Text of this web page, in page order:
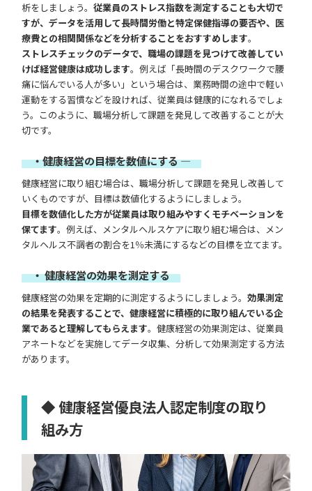
析をしましょう。 従業員のストレス指数を測定することも大切で
すが、データを活用して長時間労働と特定保健指導の要否や、医
療費との相関関係などを分析することをおすすめします。
ストレスチェックのデータで、職場の課題を見つけて改善してい
けば経営健康は成功します。例えば「長時間のデスクワークで腰
痛に悩んでいる人が多い」という場合は、業務時間の途中で軽い
運動をする習慣などを設ければ、従業員は健康的になれるでしょ
う。このように、職場分析して課題を発見して改善することが大
切です。
・健康経営の目標を数値にする ―
健康経営に取り組む場合は、職場分析して課題を発見し改善して
いくものですが、目標は数値化するようにしましょう。
目標を数値化した方が従業員は取り組みやすくモチベーションを
保てます。例えば、メンタルヘルスケアに取り組む場合は、メン
タルヘルス不調者の割合を1％未満にするなどの目標を立てます。
・ 健康経営の効果を測定する
健康経営の効果を定期的に測定するようにしましょう。 効果測定
の結果を発表することで、健康経営に積極的に取り組んでいる企
業であると理解してもらえます。健康経営の効果測定は、従業員
アネートなどを実施してデータ収集、分析して効果測定する方法
があります。
◆ 健康経営優良法人認定制度の取り
組み方